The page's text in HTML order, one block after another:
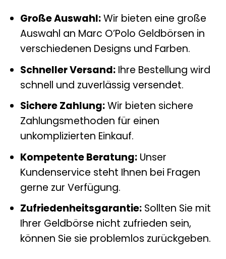
Große Auswahl:Wir bieten eine große
Auswahl an Marc O’Polo Geldbörsen in
verschiedenen Designs und Farben.
Schneller Versand:Ihre Bestellung wird
schnell und zuverlässig versendet.
Sichere Zahlung:Wir bieten sichere
Zahlungsmethoden für einen
unkomplizierten Einkauf.
Kompetente Beratung:Unser
Kundenservice steht Ihnen bei Fragen
gerne zur Verfügung.
Zufriedenheitsgarantie:Sollten Sie mit
Ihrer Geldbörse nicht zufrieden sein,
können Sie sie problemlos zurückgeben.